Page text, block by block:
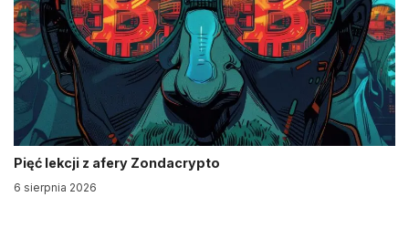
Pięć lekcji z afery Zondacrypto
6 sierpnia 2026